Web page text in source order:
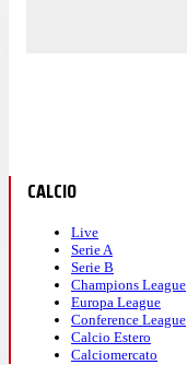
CALCIO
Live
Serie A
Serie B
Champions League
Europa League
Conference League
Calcio Estero
Calciomercato